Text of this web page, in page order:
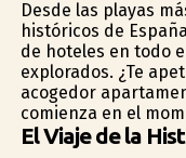
Desde las playas
históricos de
de hoteles en todo
explorados. ¿Te
acogedor
comienza en el
El Viaje de la